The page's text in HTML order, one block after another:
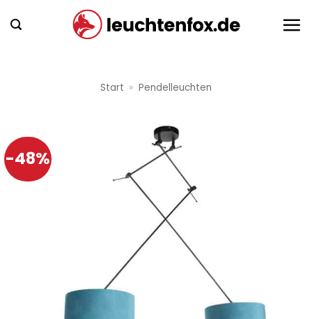
Inhalt
Start » Pendelleuchten
-48%